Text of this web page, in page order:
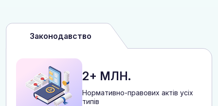
Законодавство
2+ МЛН.
Нормативно-правових актів усіх
типів